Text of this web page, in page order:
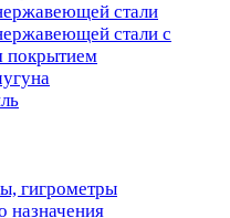
стали
стали с
покрытием
гигрометры
назначения